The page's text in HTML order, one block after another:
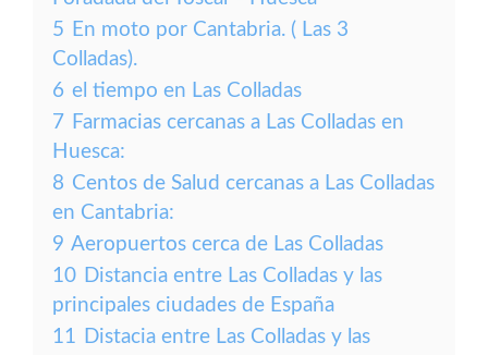
5 En moto por Cantabria. ( Las 3
Colladas).
6 el tiempo en Las Colladas
7 Farmacias cercanas a Las Colladas en
Huesca:
8 Centos de Salud cercanas a Las Colladas
en Cantabria:
9 Aeropuertos cerca de Las Colladas
10 Distancia entre Las Colladas y las
principales ciudades de España
11 Distacia entre Las Colladas y las